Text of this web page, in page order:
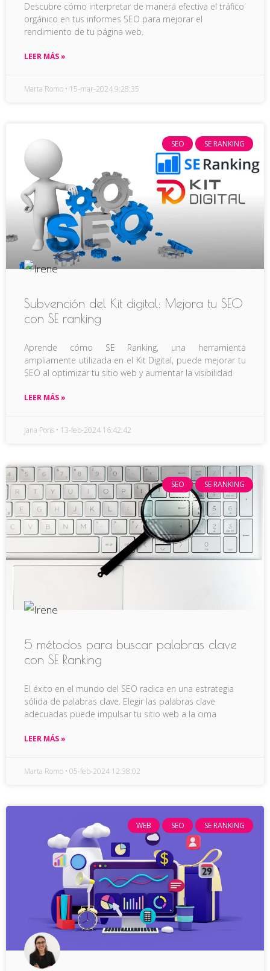
Descubre cómo interpretar de manera efectiva el tráfico
orgánico en tus informes SEO para mejorar el
rendimiento de tu página web.
LEER MÁS »
Marta Romo 15-mar-2024 9:28:35
SEO SE RANKING
Subvención del Kit digital: Mejora tu SEO
con SE ranking
Aprende cómo SE Ranking, una herramienta
ampliamente utilizada en el Kit Digital, puede mejorar tu
SEO al optimizar tu sitio web y aumentar la visibilidad
LEER MÁS »
Jana Pons 13-feb-2024 16:42:42
SEO SE RANKING
5 métodos para buscar palabras clave
con SE Ranking
El éxito en el mundo del SEO radica en una estrategia
sólida de palabras clave. Elegir las palabras clave
adecuadas puede impulsar tu sitio web a la cima
LEER MÁS »
Marta Romo 05-feb-2024 12:38:02
WEB SEO SE RANKING